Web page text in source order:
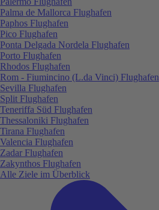
Palma de Mallorca Flughafen
Paphos Flughafen
Pico Flughafen
Ponta Delgada Nordela Flughafen
Porto Flughafen
Rhodos Flughafen
Rom - Fiumincino (L.da Vinci) Flughafen
Sevilla Flughafen
Split Flughafen
Teneriffa Süd Flughafen
Thessaloniki Flughafen
Tirana Flughafen
Valencia Flughafen
Zadar Flughafen
Zakynthos Flughafen
Alle Ziele im Überblick